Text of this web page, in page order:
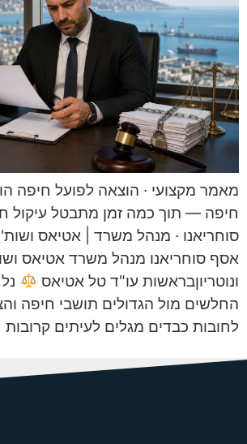
מאמר מקצועי · הוצאה לפועל חיפה
חיפה — תוך כמה זמן מתבטל עיקול
סוחריאנו · מנהל משרד | אטיאס ושות'
אסף סוחריאנו מנהל משרד אטיאס
ונוטריוןבראשות עו"ד טל אטיאס
החלשים מול הגדולים תושבי חיפה
לחובות כבדים מגלים לעיתים